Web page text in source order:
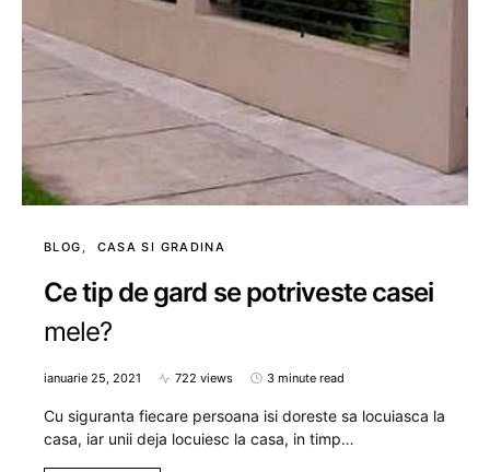
BLOG CASA SI GRADINA
Ce tip de gard se potriveste casei
mele?
ianuarie 25, 2021 722 views 3 minute read
Cu siguranta fiecare persoana isi doreste sa locuiasca la
casa, iar unii deja locuiesc la casa, in timp…